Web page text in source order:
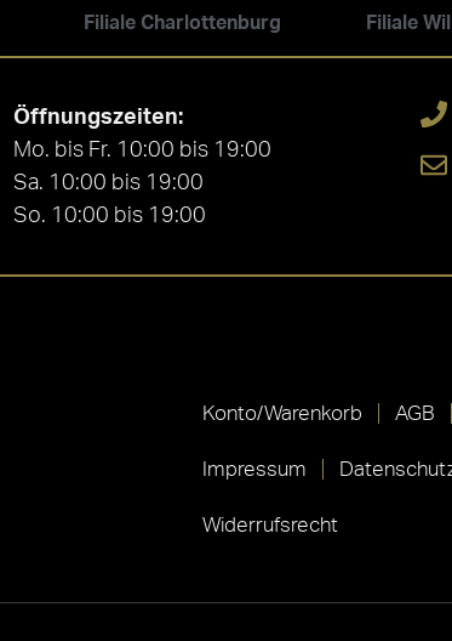
Filiale Charlottenburg Filiale
Öffnungszeiten:
Mo. bis Fr. 10:00 bis 19:00
Sa. 10:00 bis 19:00
So. 10:00 bis 19:00
Konto/Warenkorb AGB
Impressum
Widerrufsrecht